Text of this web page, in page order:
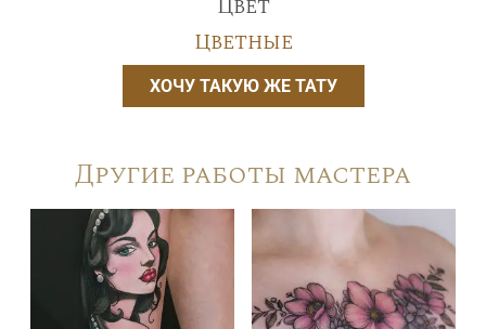
Цветные
ХОЧУ ТАКУЮ ЖЕ ТАТУ
Другие работы мастера